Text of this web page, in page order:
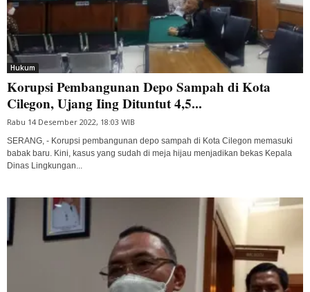
Hukum
Korupsi Pembangunan Depo Sampah di Kota
Cilegon, Ujang Iing Dituntut 4,5...
Rabu 14 Desember 2022, 18:03 WIB
SERANG, - Korupsi pembangunan depo sampah di Kota Cilegon memasuki
babak baru. Kini, kasus yang sudah di meja hijau menjadikan bekas Kepala
Dinas Lingkungan...